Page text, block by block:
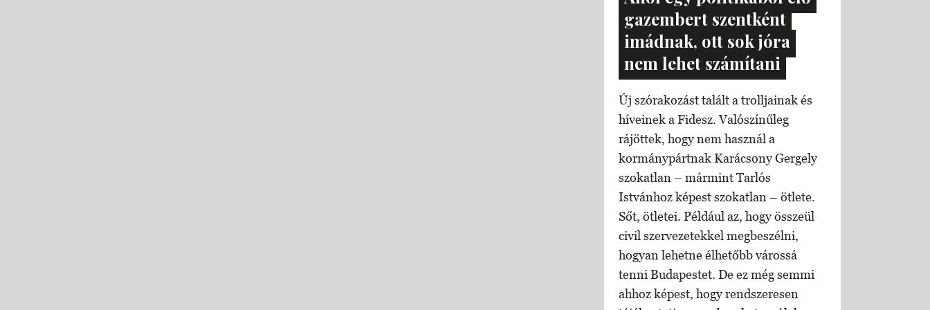
gazembert szentként
imádnak, ott sok jóra
nem lehet számítani
Új szórakozást talált a trolljainak és
híveinek a Fidesz. Valószínűleg
rájöttek, hogy nem használ a
kormánypártnak Karácsony Gergely
szokatlan – mármint Tarlós
Istvánhoz képest szokatlan – ötlete.
Sőt, ötletei. Például az, hogy összeül
civil szervezetekkel megbeszélni,
hogyan lehetne élhetőbb várossá
tenni Budapestet. De ez még semmi
ahhoz képest, hogy rendszeresen